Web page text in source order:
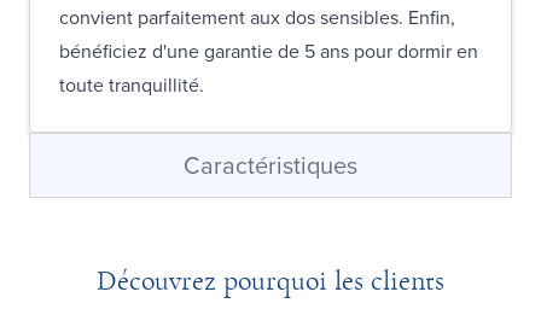
convient parfaitement aux dos sensibles. Enfin,
bénéficiez d'une garantie de 5 ans pour dormir en
toute tranquillité.
Caractéristiques
Découvrez pourquoi les clients